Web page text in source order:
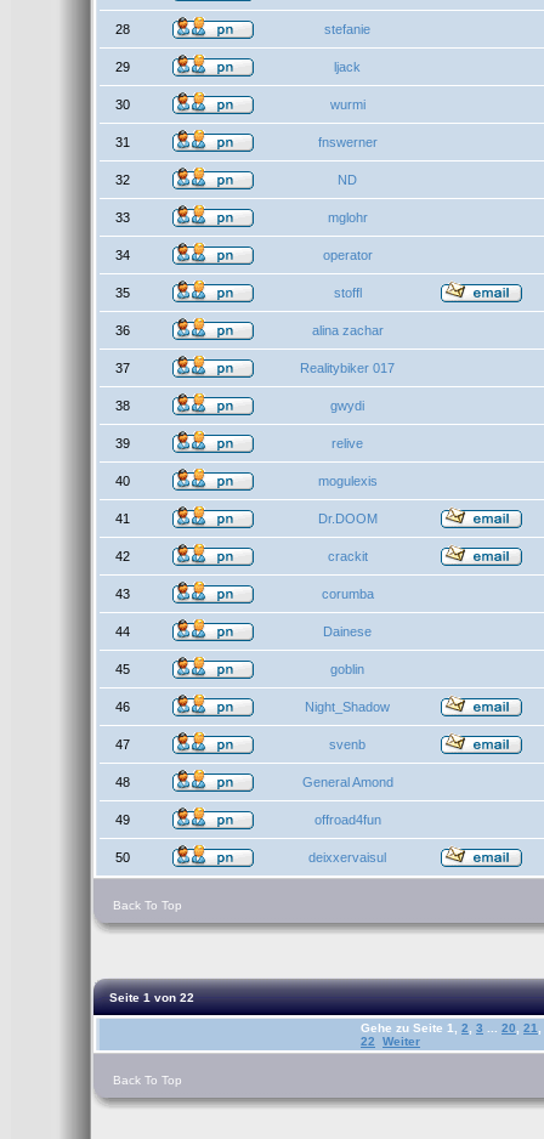
28 stefanie
29 ljack
30 wurmi
31 fnswerner
32 ND
33 mglohr
34 operator
35 stoffl
36 alina zachar
37 Realitybiker 017
38 gwydi
39 relive
40 mogulexis
41 Dr.DOOM
42 crackit
43 corumba
44 Dainese
45 goblin
46 Night_Shadow
47 svenb
48 General Amond
49 offroad4fun
50 deixxervaisul
Back To Top
Seite 1 von 22
Gehe zu Seite 1 2 3 20 21
22
Weiter
Back To Top